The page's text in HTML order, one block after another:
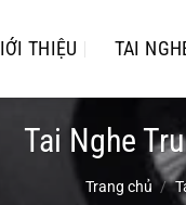
THIỆU TAI
Tai Nghe
Trang chủ /